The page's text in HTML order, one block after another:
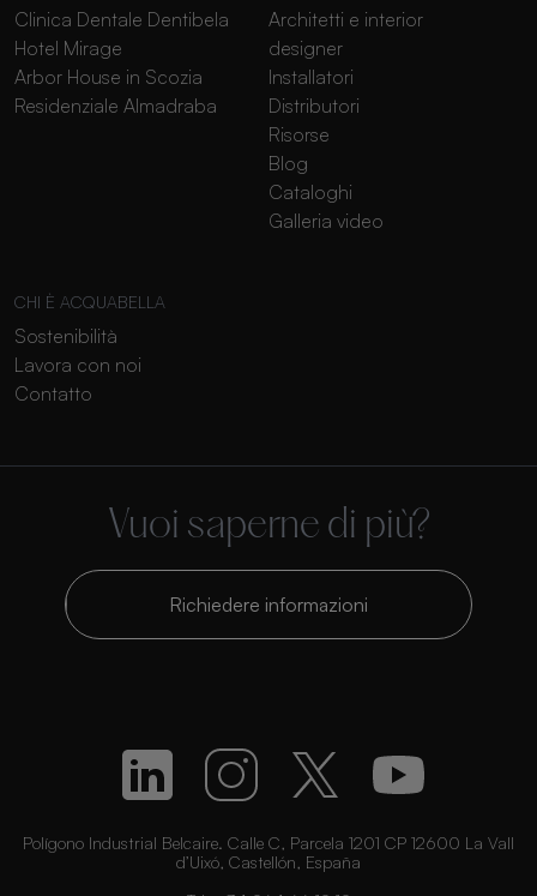
Clinica Dentale Dentibela
Hotel Mirage
Arbor House in Scozia
Residenziale Almadraba
Architetti e interior
designer
Installatori
Distributori
Risorse
Blog
Cataloghi
Galleria video
CHI È ACQUABELLA
Sostenibilità
Lavora con noi
Contatto
Vuoi saperne di più?
Richiedere informazioni
Polígono Industrial Belcaire. Calle C, Parcela 1201 CP 12600 La Vall
d’Uixó, Castellón, España